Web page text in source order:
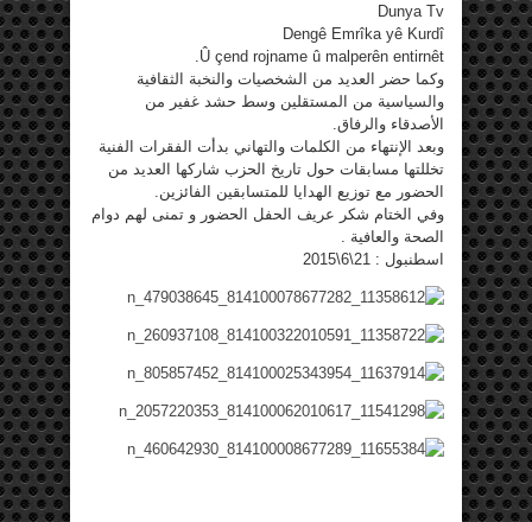
Dunya Tv
Dengê Emrîka yê Kurdî
Û çend rojname û malperên entirnêt.
وكما حضر العديد من الشخصيات والنخبة الثقافية
والسياسية من المستقلين وسط حشد غفير من
الأصدقاء والرفاق.
وبعد الإنتهاء من الكلمات والتهاني بدأت الفقرات الفنية
تخللتها مسابقات حول تاريخ الحزب شاركها العديد من
الحضور مع توزيع الهدايا للمتسابقين الفائزين.
وفي الختام شكر عريف الحفل الحضور و تمنى لهم دوام
الصحة والعافية .
اسطنبول : 21\6\2015